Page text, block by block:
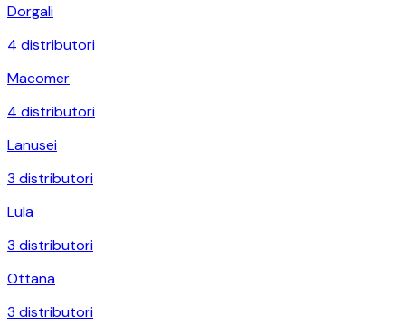
Dorgali
4 distributori
Macomer
4 distributori
Lanusei
3 distributori
Lula
3 distributori
Ottana
3 distributori